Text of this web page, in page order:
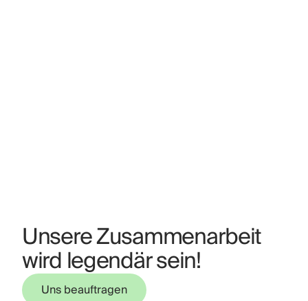
Unsere Zusammenarbeit
wird legendär sein!
Uns beauftragen